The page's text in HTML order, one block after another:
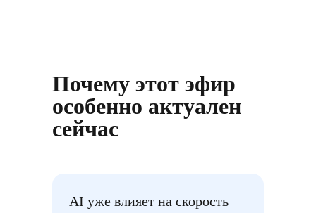
Почему этот эфир
особенно актуален
сейчас
AI уже влияет на скорость